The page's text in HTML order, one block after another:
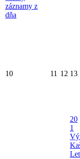
záznamy z
dňa
10 11 12 13
20
1